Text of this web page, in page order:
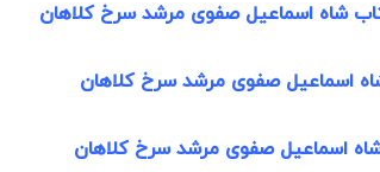
اسماعیل صفوی مرشد سرخ کلاهان
اسماعیل صفوی مرشد سرخ کلاهان